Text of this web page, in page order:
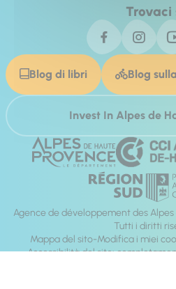
Trovaci
Blog di libri Blog
Invest In Alpes de
Agence de développement des
Tutti i diritti
Mappa del sito Modifica i miei
Accessibilità del sito: